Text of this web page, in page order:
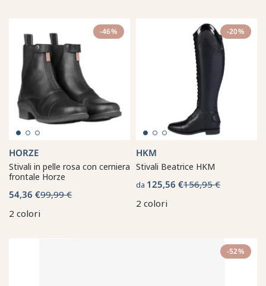
-46%
HORZE
Stivali in pelle rosa con cerniera
frontale Horze
54,36 €99,99 €
2 colori
-20%
HKM
Stivali Beatrice HKM
da 125,56 €156,95 €
2 colori
-52%